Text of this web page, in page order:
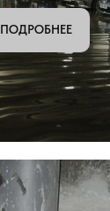
ПОДРОБНЕЕ